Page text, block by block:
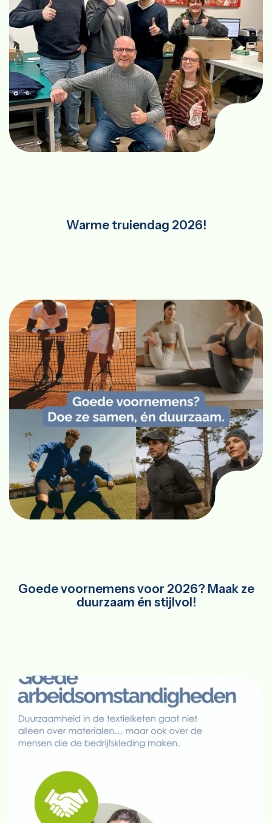
Warme truiendag 2026!
Goede voornemens voor 2026? Maak ze
duurzaam én stijlvol!